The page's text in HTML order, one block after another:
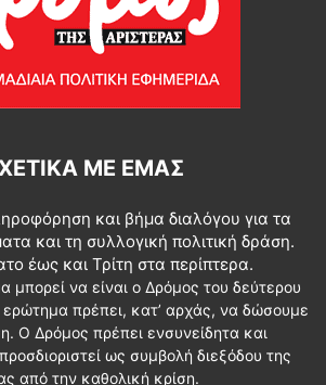
ΜΕ ΕΜΆΣ
και βήμα διαλόγου για τα
και τη συλλογική πολιτική δράση.
έως και Τρίτη στα περίπτερα.
μπορεί να είναι ο Δρόμος του δεύτερου
πρέπει, κατ’ αρχάς, να δώσουμε
Ο Δρόμος πρέπει ενσυνείδητα και
ως συμβολή διεξόδου της
από την καθολική κρίση.